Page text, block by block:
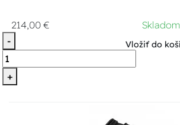
214,00 €
-
+
Vložiť do